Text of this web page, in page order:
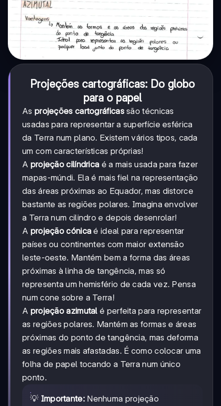
Projeções cartográficas: Do globo
para o papel
As projeções cartográficassão técnicas
usadas para representar a superfície esférica
da Terra num plano. Existem vários tipos, cada
um com características próprias!
A projeção cilíndrica é a mais usada para fazer
mapas-múndi. Ela é mais fiel na representação
das áreas próximas ao Equador, mas distorce
bastante as regiões polares. Imagina envolver
a Terra num cilindro e depois desenrolar!
A projeção cónica é ideal para representar
países ou continentes com maior extensão
leste-oeste. Mantém bem a forma das áreas
próximas à linha de tangência, mas só
representa um hemisfério de cada vez. Pensa
num cone sobre a Terra!
A projeção azimutal é perfeita para representar
as regiões polares. Mantém as formas e áreas
próximas do ponto de tangência, mas deforma
as regiões mais afastadas. É como colocar uma
folha de papel tocando a Terra num único
ponto.
💡 Importante:Nenhuma projeção